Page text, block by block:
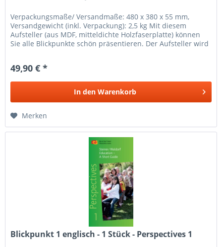
Verpackungsmaße/ Versandmaße: 480 x 380 x 55 mm,
Versandgewicht (inkl. Verpackung): 2,5 kg Mit diesem
Aufsteller (aus MDF, mitteldichte Holzfaserplatte) können
Sie alle Blickpunkte schön präsentieren. Der Aufsteller wird
49,90 € *
In den Warenkorb
Merken
Blickpunkt 1 englisch - 1 Stück - Perspectives 1